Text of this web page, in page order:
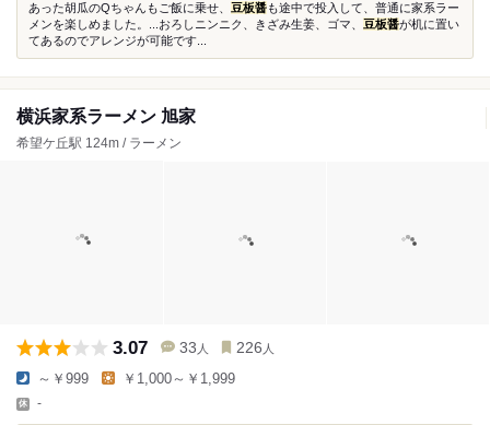
あった胡瓜のQちゃんもご飯に乗せ、 豆板醤も途中で投入して、普通に家系ラー
メンを楽しめました。...おろしニンニク、きざみ生姜、ゴマ、 豆板醤が机に置い
てあるのでアレンジが可能です...
横浜家系ラーメン 旭家
希望ケ丘駅 124m / ラーメン
3.07 33 人 226 人
～￥999 ￥1,000～￥1,999
-